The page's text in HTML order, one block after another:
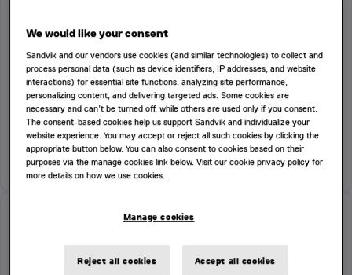
Telepon
Cara terbaik untuk pertanyaan cepat yang dapat segera
diatasi. Kami juga dapat mendemonstrasikan dan mengatasi
masalah dengan berbagi layar.
PANGGILAN TELEPON
We would like your consent
Sandvik and our vendors use cookies (and similar technologies) to collect and
process personal data (such as device identifiers, IP addresses, and website
interactions) for essential site functions, analyzing site performance,
personalizing content, and delivering targeted ads. Some cookies are
necessary and can’t be turned off, while others are used only if you consent.
The consent-based cookies help us support Sandvik and individualize your
website experience. You may accept or reject all such cookies by clicking the
appropriate button below. You can also consent to cookies based on their
purposes via the manage cookies link below. Visit our cookie privacy policy for
more details on how we use cookies.
Manage cookies
Reject all cookies Accept all cookies